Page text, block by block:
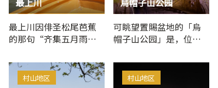
最上川因俳圣松尾芭蕉
的那句“齐集五月雨，
这是芭蕉本人亲自乘…
可眺望置賜盆地的「烏
帽子山公园」是，位于
欣赏美丽的樱花，夏季
的绿叶，…
村山地区 村山地区